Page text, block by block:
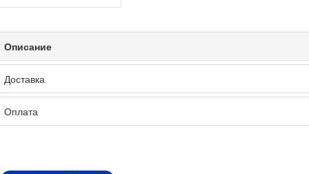
Описание
Доставка
Оплата